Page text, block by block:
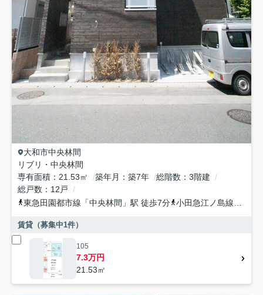
大和市中央林間
リブリ・中央林間
専有面積
21.53㎡ 築年月 築7年 総階数
3階建
総戸数
12戸
東急田園都市線 「中央林間 」駅 徒歩7分 小田急江ノ島線
賃貸（募集中1件）
105
7.3万円
21.53㎡